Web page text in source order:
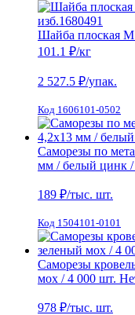
Шайба плоская
101.1 ₽/кг
2 527.5 ₽/упак.
Код 1606101-0502
Саморезы по
мм / белый цинк /
189 ₽/тыс. шт.
Код 1504101-0101
Саморезы
мох / 4 000 шт.
978 ₽/тыс. шт.